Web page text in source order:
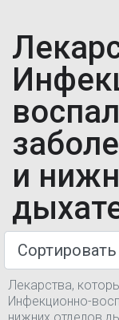
и
Лекарства,
Инфекционно-